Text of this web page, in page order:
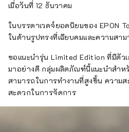
เมื่อวันที่ 12 ธันวาคม
ในบรรดาเวดจ์ยอดนิยมของ EPON
ในด้านรูปทรงที่เฉียบคมและความสา
ขอแนะนำรุ่น Limited Edition ที่มีตั
มาอย่างดี กลุ่มผลิตภัณฑ์นี้แนะนำสำห
สามารถในการทำงานที่สูงขึ้น ความ
สะดวกในการจัดการ